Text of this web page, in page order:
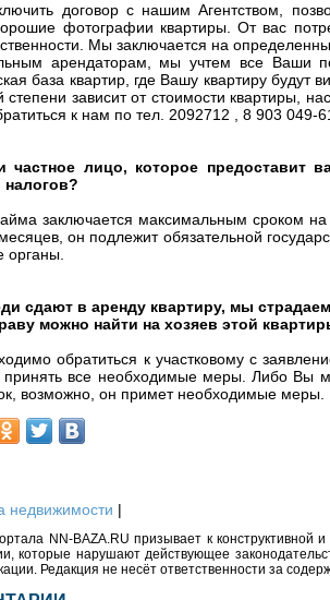
договор с нашим Агентством,
фотографии квартиры. От вас
Мы заключается на
арендаторам, мы учтем все Ваши
база квартир, где Вашу квартиру будут
степени зависит от стоимости квартиры,
к нам по тел. 2092712 , 8 903 049-
частное лицо, которое предоставит
налогов?
заключается максимальным сроком
он подлежит обязательной
органы.
сдают в аренду квартиру, мы
можно найти на хозяев этой
обратиться к участковому с
все необходимые меры. Либо Вы
возможно, он примет необходимые меры.
недвижимости |
NN-BAZA.RU призывает к
которые нарушают действующее
Редакция не несёт ответственности за